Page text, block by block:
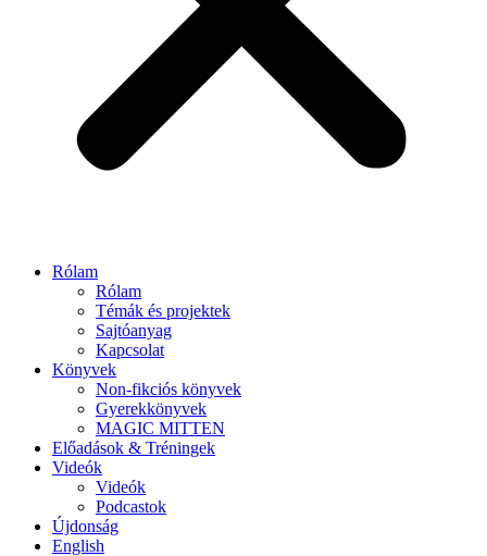
Rólam
Rólam
Témák és projektek
Sajtóanyag
Kapcsolat
Könyvek
Non-fikciós könyvek
Gyerekkönyvek
MAGIC MITTEN
Előadások & Tréningek
Videók
Videók
Podcastok
Újdonság
English